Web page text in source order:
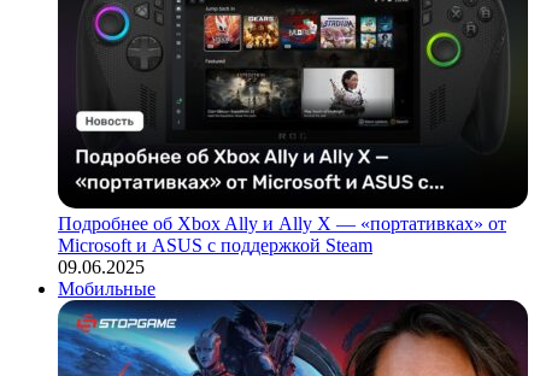
Подробнее об Xbox Ally и Ally X — «портативках» от
Microsoft и ASUS с поддержкой Steam
09.06.2025
Мобильные